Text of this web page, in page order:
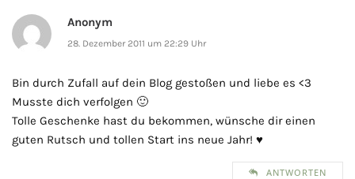
Anonym
28. Dezember 2011 um 22:29 Uhr
Bin durch Zufall auf dein Blog gestoßen und liebe es <3
Musste dich verfolgen 🙂
Tolle Geschenke hast du bekommen, wünsche dir einen
guten Rutsch und tollen Start ins neue Jahr! ♥
ANTWORTEN